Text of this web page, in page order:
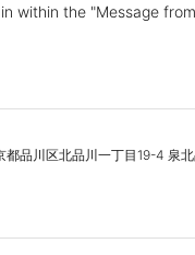
within the "Message
品川区北品川一丁目19-4 泉